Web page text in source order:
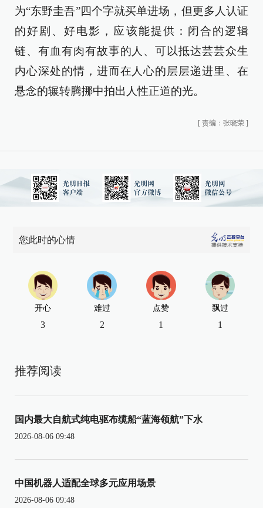
为“东野圭吾”四个字就买单进场，但更多人认证
的好剧、好电影，应该能提供：闭合的逻辑
链、有血有肉有故事的人、可以抵达芸芸众生
内心深处的情，进而在人心的层层递进里、在
悬念的辗转腾挪中拍出人性正道的光。
[ 责编：张晓荣 ]
您此时的心情
开心
3
难过
2
点赞
1
飘过
1
推荐阅读
国内最大自航式纯电驱布缆船“蓝海领航”下水
2026-08-06 09:48
中国机器人适配全球多元应用场景
2026-08-06 09:48